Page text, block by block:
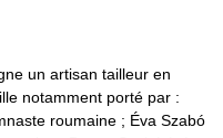
un artisan tailleur en
notamment porté par :
roumaine ; Éva Szabó